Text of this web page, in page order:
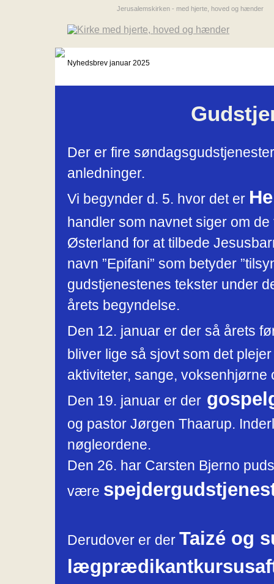
Jerusalemskirken - med hjerte, hoved og hænder
Nyhedsbrev januar 2025
Der er fire
anledninger.
Vi begynder d. 5. hvor det er
handler som navnet siger om
Østerland for at tilbede
navn ”Epifani” som betyder
gudstjenestenes tekster under
årets begyndelse.
Den 12. januar er der så årets
bliver lige så sjovt som det
aktiviteter, sange,
Den 19. januar er der
og pastor Jørgen Thaarup.
nøgleordene.
Den 26. har Carsten Bjerno
være
Derudover er der Taizé og